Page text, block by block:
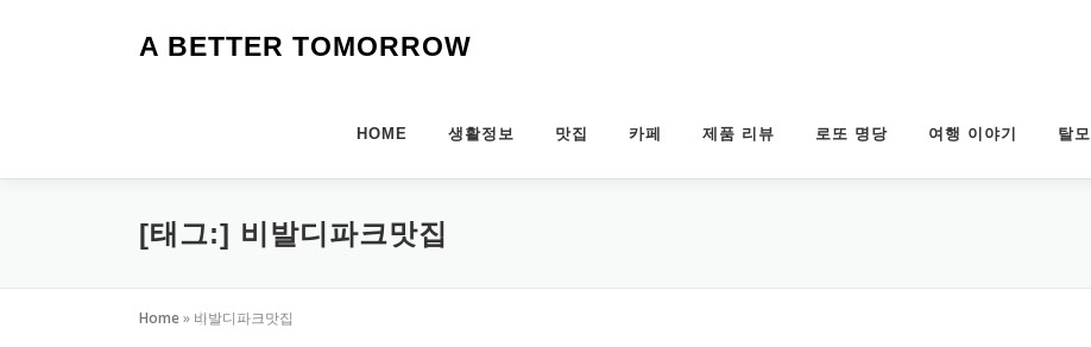
가
A BETTER TOMORROW
HOME 생활정보 맛집 카페 제품 리뷰 로또 명당 여행 이야기 탈모
[태그:] 비발디파크맛집
Home» 비발디파크맛집